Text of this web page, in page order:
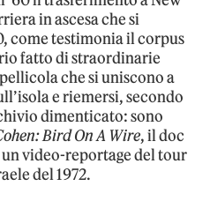
in ascesa che si
come testimonia il corpus
fatto di straordinarie
che si uniscono a
e riemersi, secondo
dimenticato: sono
Bird On A Wire, il doc
un video-reportage del tour
del 1972.